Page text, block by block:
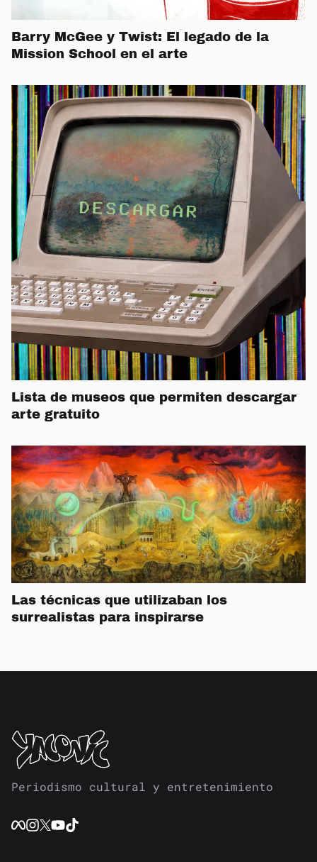
Barry McGee y Twist: El legado de la
Mission School en el arte
Lista de museos que permiten descargar
arte gratuito
Las técnicas que utilizaban los
surrealistas para inspirarse
Periodismo cultural y entretenimiento